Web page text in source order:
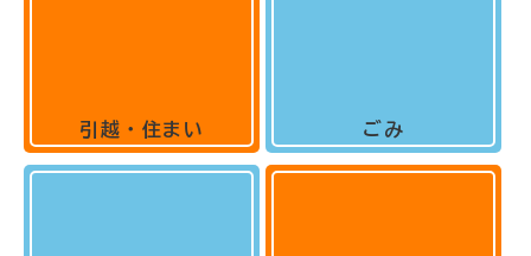
引越・住まい ごみ